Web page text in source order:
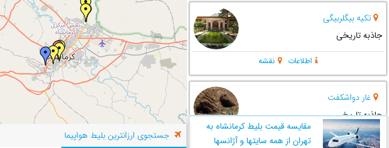
تکیه بیگلربیگی
جاذبه تاریخی
اطلاعات نقشه
غار دواشکفت
جاذبه تاریخی
اطلاعات نقشه
مقایسه قیمت بلیط کرمانشاه به
تهران از همه سایتها و آژانسها
جستجوی ارزانترین بلیط هواپیما